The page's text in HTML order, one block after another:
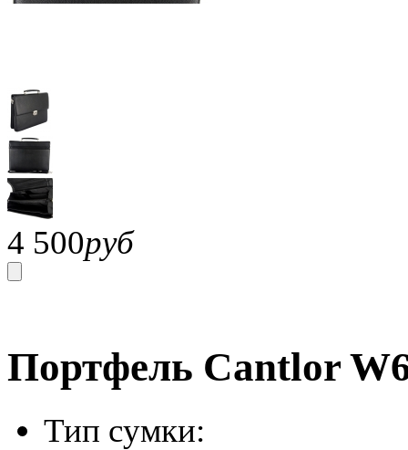
4 500руб
Портфель Cantlor
Тип сумки: